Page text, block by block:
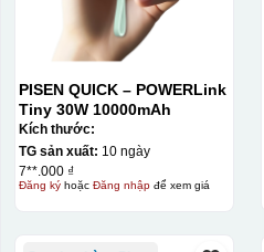
PISEN QUICK – POWERLink
Tiny 30W 10000mAh
Kích thước:
TG sản xuất: 10 ngày
7**.000 ₫
Đăng kýhoặc Đăng nhậpđể xem giá